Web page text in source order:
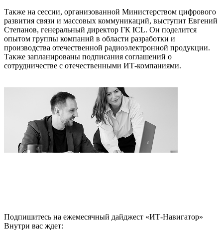
Также на сессии, организованной Министерством цифрового
развития связи и массовых коммуникаций, выступит Евгений
Степанов, генеральный директор ГК ICL. Он поделится
опытом группы компаний в области разработки и
производства отечественной радиоэлектронной продукции.
Также запланированы подписания соглашений о
сотрудничестве с отечественными ИТ-компаниями.
Подпишитесь на ежемесячный дайджест «ИТ-Навигатор»
Внутри вас ждет: